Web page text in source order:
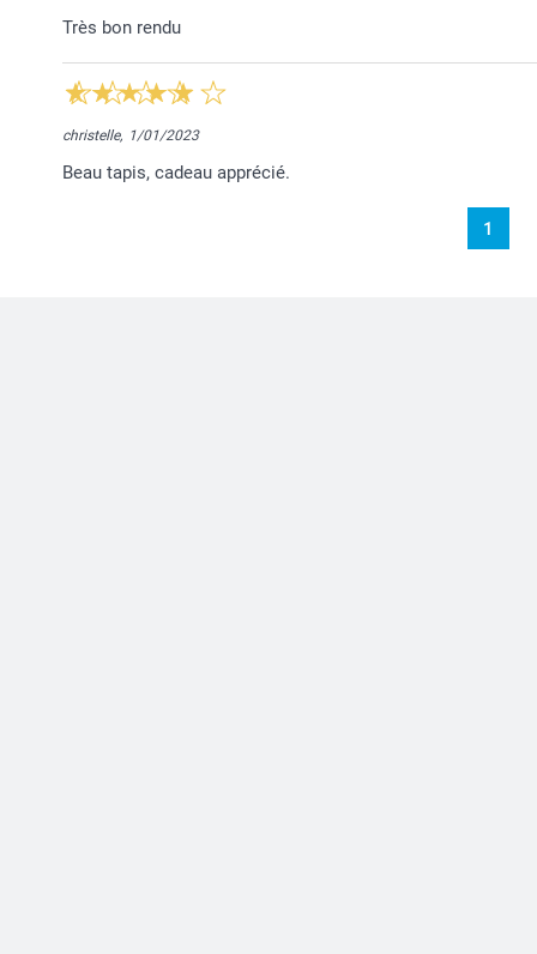
Très bon rendu
christelle, 1/01/2023
Beau tapis, cadeau apprécié.
1